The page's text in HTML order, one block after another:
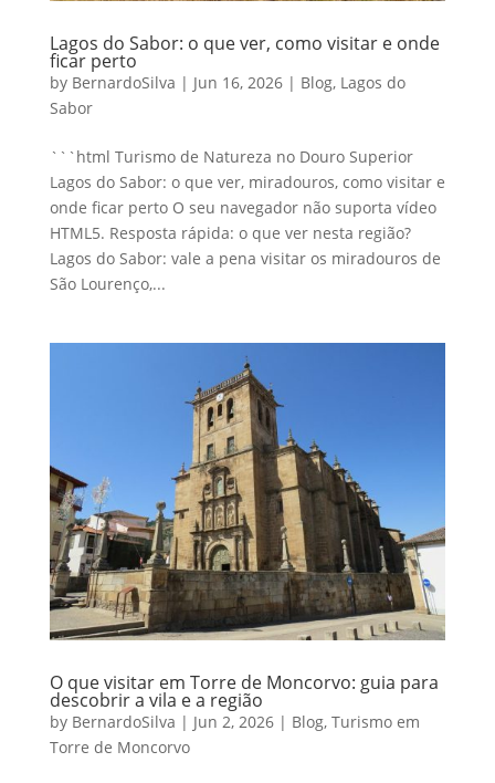
Lagos do Sabor: o que ver, como visitar e onde
ficar perto
by BernardoSilva | Jun 16, 2026| Blog, Lagos do
Sabor
```html Turismo de Natureza no Douro Superior
Lagos do Sabor: o que ver, miradouros, como visitar e
onde ficar perto O seu navegador não suporta vídeo
HTML5. Resposta rápida: o que ver nesta região?
Lagos do Sabor: vale a pena visitar os miradouros de
São Lourenço,...
O que visitar em Torre de Moncorvo: guia para
descobrir a vila e a região
by BernardoSilva | Jun 2, 2026| Blog, Turismo em
Torre de Moncorvo